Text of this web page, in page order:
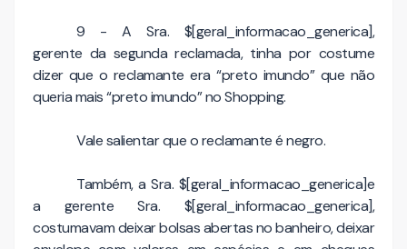
9 - A Sra. $[geral_informacao_generica],
gerente da segunda reclamada, tinha por costume
dizer que o reclamante era “preto imundo” que não
queria mais “preto imundo” no Shopping.
Vale salientar que o reclamante é negro.
Também, a Sra. $[geral_informacao_generica]e
a gerente Sra. $[geral_informacao_generica],
costumavam deixar bolsas abertas no banheiro, deixar